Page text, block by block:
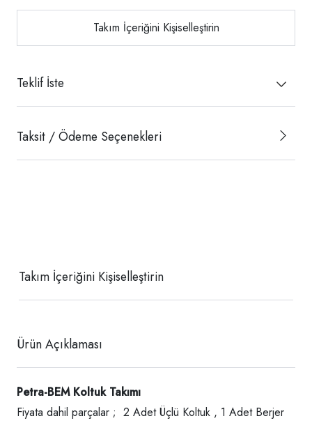
Takım İçeriğini Kişiselleştirin
Teklif İste
Taksit / Ödeme Seçenekleri
Takım İçeriğini Kişiselleştirin
Ürün Açıklaması
Petra-BEM Koltuk Takımı
Fiyata dahil parçalar ; 2 Adet Üçlü Koltuk , 1 Adet Berjer